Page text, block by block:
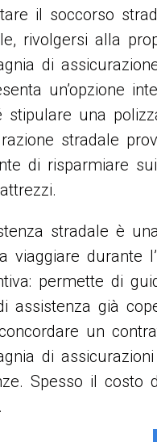
il soccorso
rivolgersi alla
di
un’opzione
stipulare una
stradale
di risparmiare
stradale è
viaggiare durante
permette di
assistenza già
un
di
Spesso il costo